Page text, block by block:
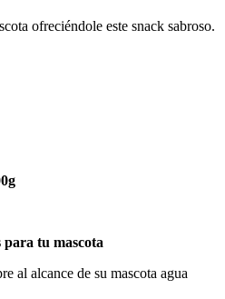
ofreciéndole este snack sabroso.
para tu mascota
al alcance de su mascota agua